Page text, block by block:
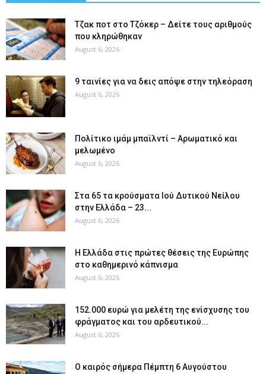
Tζακ ποτ στο Τζόκερ – Δείτε τους αριθμούς
που κληρώθηκαν
August 6, 2026
9 ταινίες για να δεις απόψε στην τηλεόραση
August 6, 2026
Πολίτικο ιμάμ μπαϊλντί – Αρωματικό και
μελωμένο
August 6, 2026
Στα 65 τα κρούσματα Ιού Δυτικού Νείλου
στην Ελλάδα – 23...
August 6, 2026
Η Ελλάδα στις πρώτες θέσεις της Ευρώπης
στο καθημερινό κάπνισμα
August 6, 2026
152.000 ευρώ για μελέτη της ενίσχυσης του
φράγματος και του αρδευτικού...
August 6, 2026
Ο καιρός σήμερα Πέμπτη 6 Αυγούστου